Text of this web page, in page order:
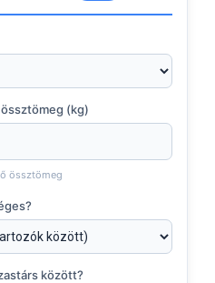
(kg)
össztömeg
között?